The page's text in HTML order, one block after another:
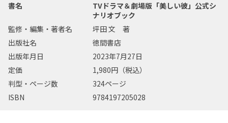
書名
TVドラマ＆劇場版「美しい彼」公式シ
ナリオブック
監修・編集・著者名
坪田 文 著
出版社名
徳間書店
出版年月日
2023年7月27日
定価
1,980円（税込）
判型・ページ数
324ページ
ISBN
9784197205028